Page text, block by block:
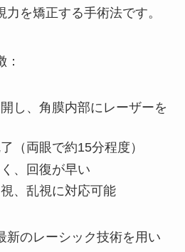
を矯正する手術法です。
し、角膜内部にレーザーを
（両眼で約15分程度）
、回復が早い
、乱視に対応可能
新のレーシック技術を用い